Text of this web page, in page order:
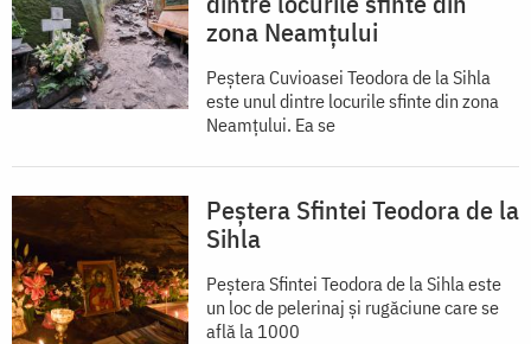
zona Neamțului
Peștera Cuvioasei Teodora de la Sihla
este unul dintre locurile sfinte din zona
Neamțului. Ea se
Peștera Sfintei Teodora de la
Sihla
Peștera Sfintei Teodora de la Sihla este
un loc de pelerinaj și rugăciune care se
află la 1000